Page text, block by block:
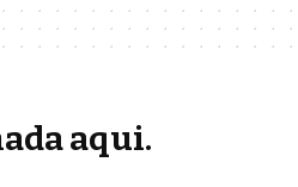
aqui.